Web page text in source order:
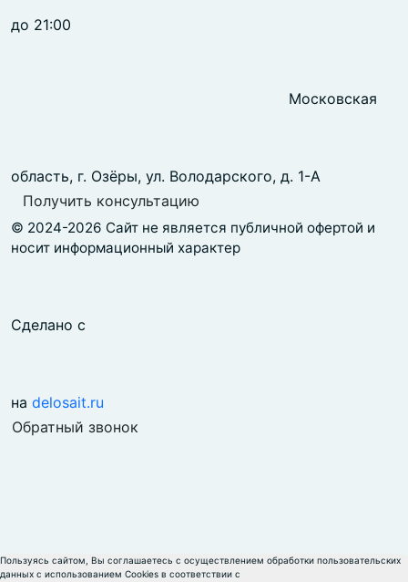
до 21:00
Московская
область, г. Озёры, ул. Володарского, д. 1-А
Получить консультацию
© 2024-2026 Сайт не является публичной офертой и
носит информационный характер
Сделано с
на delosait.ru
Пользуясь сайтом, Вы соглашаетесь с осуществлением обработки пользовательских
данных с использованием Cookies в соответствии с
Обратный звонок